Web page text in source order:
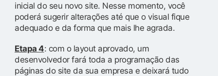
inicial do seu novo site. Nesse momento, você
poderá sugerir alterações até que o visual fique
adequado e da forma que mais lhe agrada.
Etapa 4: com o layout aprovado, um
desenvolvedor fará toda a programação das
páginas do site da sua empresa e deixará tudo